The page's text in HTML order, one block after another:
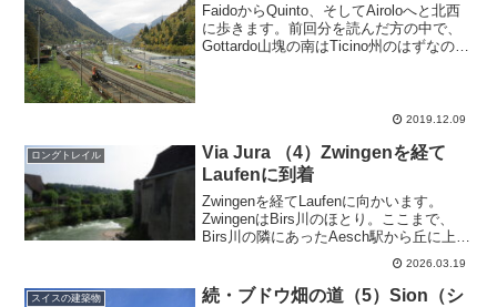
FaidoからQuinto、そしてAiroloへと北西
に歩きます。前回分を読んだ方の中で、
Gottardo山塊の南はTicino州のはずなの
2019.12.09
ロングトレイル
Via Jura （4）Zwingenを経て
Laufenに到着
Zwingenを経てLaufenに向かいます。
ZwingenはBirs川のほとり。ここまで、
Birs川の隣にあったAesch駅から丘に上
り、ずーっとBirs川を見下ろすような高
さを歩いてきました。Zwingenに向って下
りていくと、とんがり...
2026.03.19
スイスの建築物
続・ブドウ畑の道（5）Sion（シ